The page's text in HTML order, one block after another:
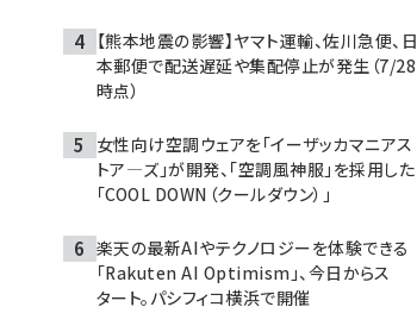
【熊本地震の影響】ヤマト運輸、佐川急便、日
本郵便で配送遅延や集配停止が発生（7/28
時点）
女性向け空調ウェアを「イーザッカマニアス
トア―ズ」が開発、「空調風神服」を採用した
「COOL DOWN（クールダウン）」
楽天の最新AIやテクノロジーを体験できる
「Rakuten AI Optimism」、今日からス
タート。パシフィコ横浜で開催